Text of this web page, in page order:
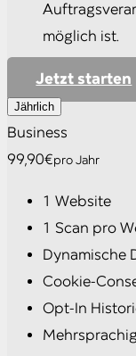
möglich ist.
Jetzt starten
Jährlich
Business
99,90€pro Jahr
1 Website
1 Scan pro
Dynamische
Cookie-
Opt-In